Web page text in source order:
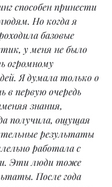
способен принести
Но когда я
базовые
у меня не было
огромному
Я думала только о
в первую очередь
знания,
получила, ощущая
результаты
работала с
Эти люди тоже
После года